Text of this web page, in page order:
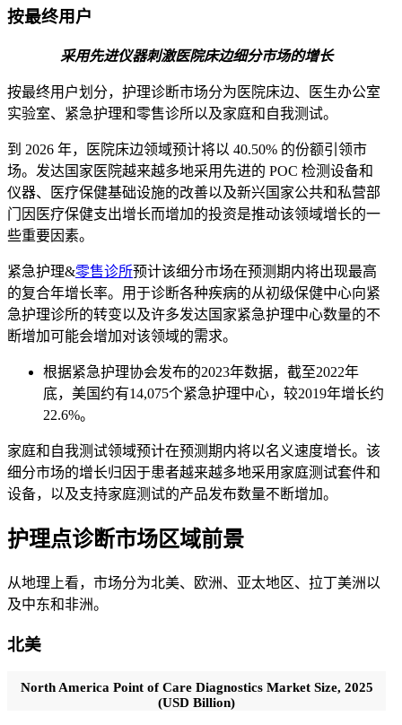
按最终用户
采用先进仪器刺激医院床边细分市场的增长
按最终用户划分，护理诊断市场分为医院床边、医生办公室
实验室、紧急护理和零售诊所以及家庭和自我测试。
到 2026 年，医院床边领域预计将以 40.50% 的份额引领市
场。发达国家医院越来越多地采用先进的 POC 检测设备和
仪器、医疗保健基础设施的改善以及新兴国家公共和私营部
门因医疗保健支出增长而增加的投资是推动该领域增长的一
些重要因素。
紧急护理&零售诊所预计该细分市场在预测期内将出现最高
的复合年增长率。用于诊断各种疾病的从初级保健中心向紧
急护理诊所的转变以及许多发达国家紧急护理中心数量的不
断增加可能会增加对该领域的需求。
根据紧急护理协会发布的2023年数据，截至2022年
底，美国约有14,075个紧急护理中心，较2019年增长约
22.6%。
家庭和自我测试领域预计在预测期内将以名义速度增长。该
细分市场的增长归因于患者越来越多地采用家庭测试套件和
设备，以及支持家庭测试的产品发布数量不断增加。
护理点诊断市场区域前景
从地理上看，市场分为北美、欧洲、亚太地区、拉丁美洲以
及中东和非洲。
北美
North America Point of Care Diagnostics Market Size, 2025
(USD Billion)